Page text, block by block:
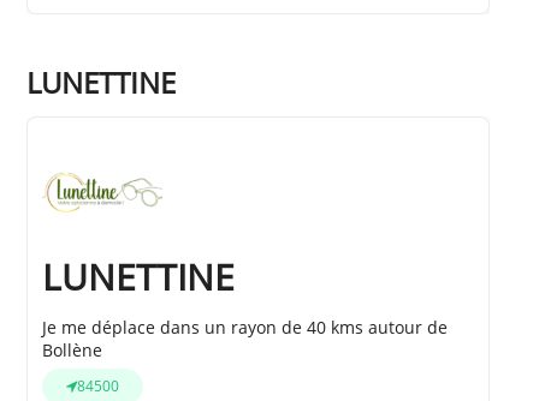
LUNETTINE
LUNETTINE
Je me déplace dans un rayon de 40 kms autour de
Bollène
84500